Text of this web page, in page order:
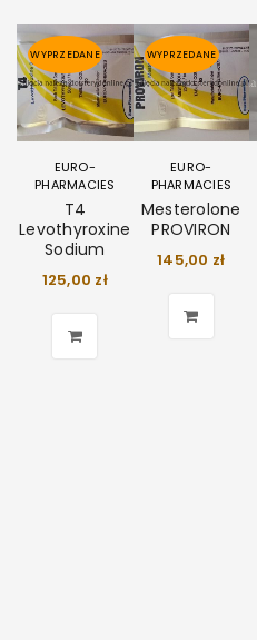
WYPRZEDANE
EURO-
PHARMACIES
T4
Levothyroxine
Sodium
125,00 zł
WYPRZEDANE
EURO-
PHARMACIES
Mesterolone
PROVIRON
145,00 zł